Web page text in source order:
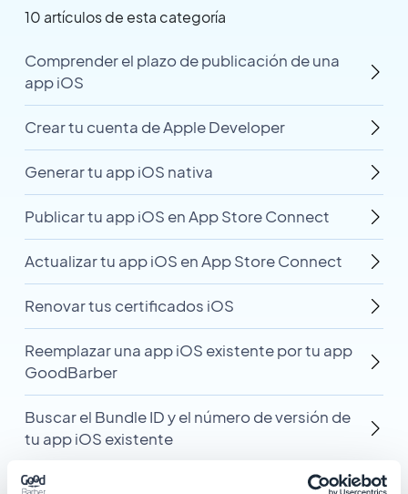
10 artículos de esta categoría
Comprender el plazo de publicación de una
app iOS
Crear tu cuenta de Apple Developer
Generar tu app iOS nativa
Publicar tu app iOS en App Store Connect
Actualizar tu app iOS en App Store Connect
Renovar tus certificados iOS
Reemplazar una app iOS existente por tu app
GoodBarber
Buscar el Bundle ID y el número de versión de
tu app iOS existente
Distribuir tu app iOS como una Custom App